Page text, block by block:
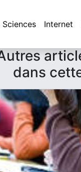
Sciences Internet
dans